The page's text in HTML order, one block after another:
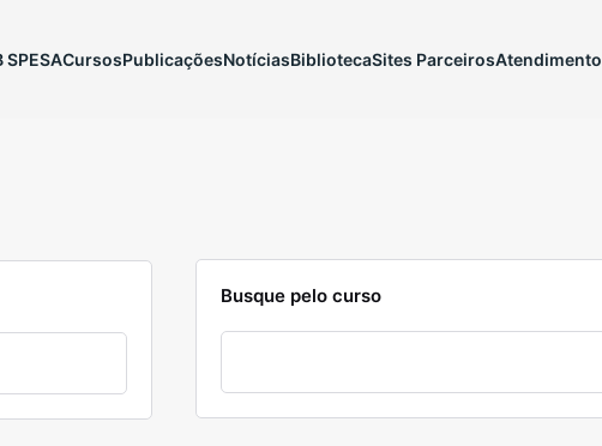
SPESACursosPublicaçõesNotíciasBibliotecaSites ParceirosAtendimento
Busque pelo curso